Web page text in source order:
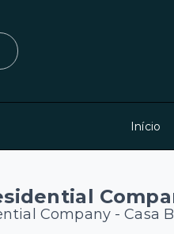
Início
Company - Casa